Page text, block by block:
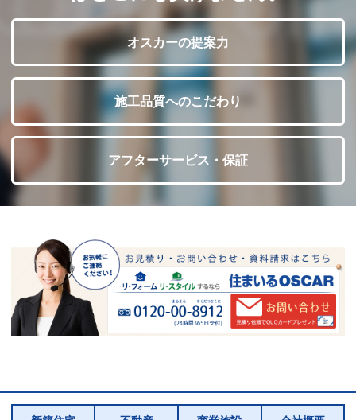
オスカーの提案力
施工品質へのこだわり
アフターサービス・保証